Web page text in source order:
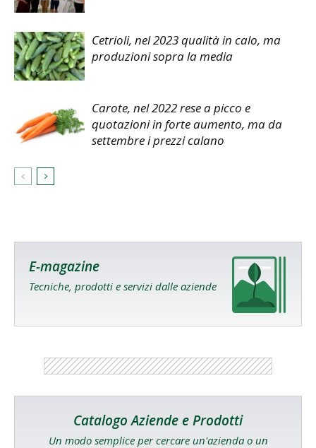
Cetrioli, nel 2023 qualità in calo, ma
produzioni sopra la media
Carote, nel 2022 rese a picco e
quotazioni in forte aumento, ma da
settembre i prezzi calano
E-magazine
Tecniche, prodotti e servizi dalle aziende
Catalogo Aziende e Prodotti
Un modo semplice per cercare un'azienda o un